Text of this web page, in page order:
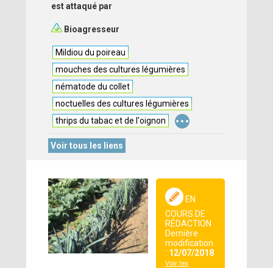
est attaqué par
Bioagresseur
Mildiou du poireau
mouches des cultures légumières
nématode du collet
noctuelles des cultures légumières
thrips du tabac et de l'oignon
...
Voir tous les liens
EN
COURS DE
RÉDACTION
Dernière
modification
: 12/07/2018
Voir les